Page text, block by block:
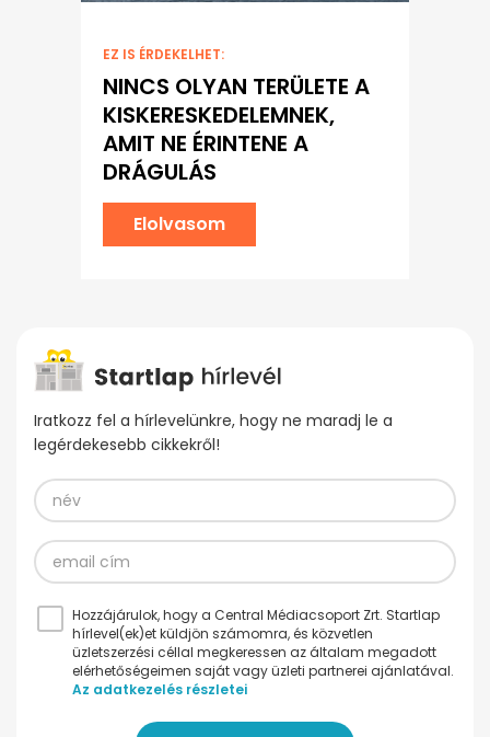
EZ IS ÉRDEKELHET:
NINCS OLYAN TERÜLETE A
KISKERESKEDELEMNEK,
AMIT NE ÉRINTENE A
DRÁGULÁS
Elolvasom
Iratkozz fel a hírlevelünkre, hogy ne maradj le a
legérdekesebb cikkekről!
Hozzájárulok, hogy a Central Médiacsoport Zrt. Startlap
hírlevel(ek)et küldjön számomra, és közvetlen
üzletszerzési céllal megkeressen az általam megadott
elérhetőségeimen saját vagy üzleti partnerei ajánlatával.
Az adatkezelés részletei